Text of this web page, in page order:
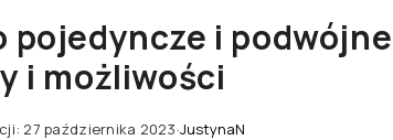
pojedyncze i
i możliwości
27 października 2023·JustynaN